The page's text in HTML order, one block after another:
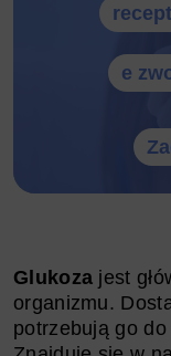
e
Glukoza jest
organizmu.
potrzebują go